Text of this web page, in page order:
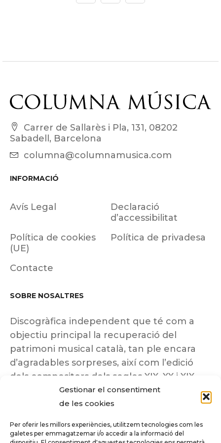
Gestionar el consentiment
de les cookies
Per oferir les millors experiències, utilitzem tecnologies com les
galetes per emmagatzemar i/o accedir a la informació del
Carrer de Sallarès i Pla, 131, 08202
Sabadell, Barcelona
columna@columnamusica.com
INFORMACIÓ
Avís Legal
Declaració
d’accessibilitat
Política de cookies
(UE)
Política de privadesa
Contacte
SOBRE NOSALTRES
Discogràfica independent que té com a
objectiu principal la recuperació del
patrimoni musical català, tan ple encara
d’agradables sorpreses, així com l’edició
dels compositors dels segles XIX, XX i XIX
insuficientment coneguts.